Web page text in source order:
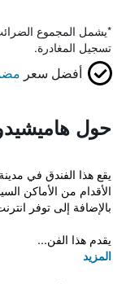
*يشمل المجموع
تسجيل المغادرة.
أفضل سعر
حول
يقع هذا الفندق في
بالإضافة إلى توفر
يقدم هذا الفن...
المزيد